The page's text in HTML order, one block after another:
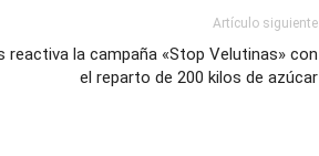
Artículo siguiente
reactiva la campaña «Stop Velutinas» con
el reparto de 200 kilos de azúcar